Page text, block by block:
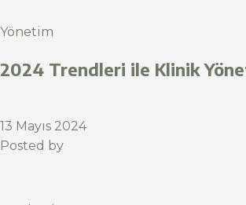
Yönetim
2024 Trendleri ile Klinik
13 Mayıs 2024
Posted by